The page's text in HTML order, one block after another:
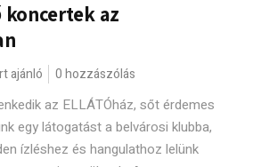
az
ajánló 0 hozzászólás
az ELLÁTÓház, sőt érdemes
egy látogatást a belvárosi klubba,
ízléshez és hangulathoz lelünk